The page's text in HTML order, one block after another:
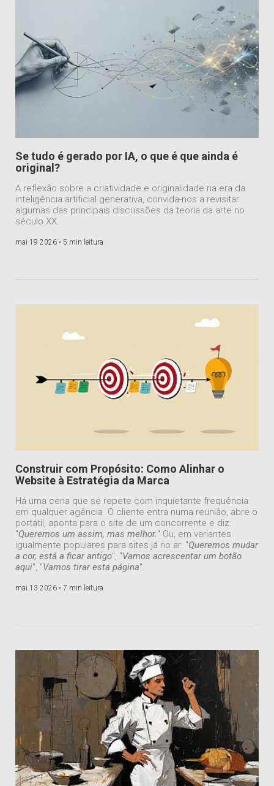
Se tudo é gerado por IA, o que é que ainda é
original?
A reflexão sobre a criatividade e originalidade na era da
inteligência artificial generativa, convida-nos a revisitar
algumas das principais discussões da teoria da arte no
século XX.
mai 19 2026 • 5 min leitura
Construir com Propósito: Como Alinhar o
Website à Estratégia da Marca
Há uma cena que se repete com inquietante frequência
em qualquer agência. O cliente entra numa reunião, abre o
portátil, aponta para o site de um concorrente e diz:
"Queremos um assim, mas melhor." Ou, em variantes
igualmente populares para sites já no ar: "Queremos mudar
a cor, está a ficar antigo", "Vamos acrescentar um botão
aqui", "Vamos tirar esta página".
mai 13 2026 • 7 min leitura